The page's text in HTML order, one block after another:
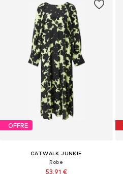
OFFRE
CATWALK JUNKIE
Robe
53,91 €